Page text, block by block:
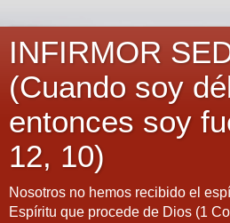
INFIRMOR
(Cuando soy
entonces soy
12, 10)
Nosotros no hemos recibido el
Espíritu que procede de Dios (1